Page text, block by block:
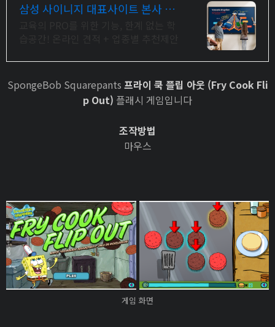
삼성 사이니지 대표사이트 본사 공
SpongeBob Squarepants 프라이 쿡 플립 아웃 (Fry Cook Fli
p Out) 플래시 게임입니다
조작방법
마우스
게임 화면